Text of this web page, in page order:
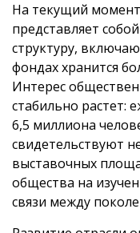
На текущий момент
представляет
структуру,
фондах хранится
Интерес
стабильно растет:
6,5 миллиона
свидетельствуют
выставочных
общества на
связи между